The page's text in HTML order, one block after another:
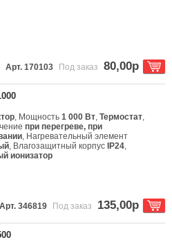
Арт. 170103 Под заказ 80,00р
, Мощность1 000 Вт,Термостат,
при перегреве, при
, Нагревательный элемент
, Влагозащитный корпус IP24,
ионизатор
Арт. 346819 Под заказ 135,00р